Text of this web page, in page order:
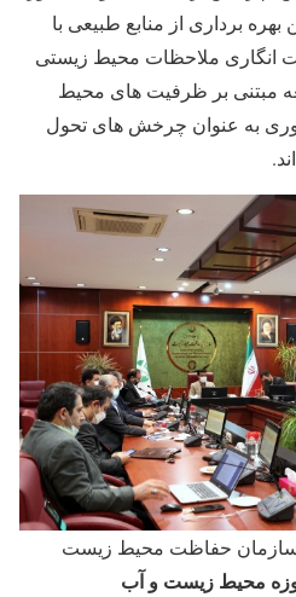
برداری از منابع طبیعی با
انگاری ملاحظات محیط زیستی
مبتنی بر ظرفیت های محیط
به عنوان چرخش های تحول
حفاظت محیط زیست
محیط زیست و آب